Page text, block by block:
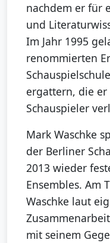
nachdem er für
und
Im Jahr 1995
renommierten
ergattern, die
Schauspieler
Mark Waschke
der Berliner
2013 wieder
Ensembles. Am
Waschke laut
mit seinem